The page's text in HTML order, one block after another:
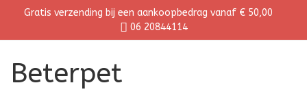
Gratis verzending bij een aankoopbedrag vanaf € 50,00
06 20844114
Beterpet